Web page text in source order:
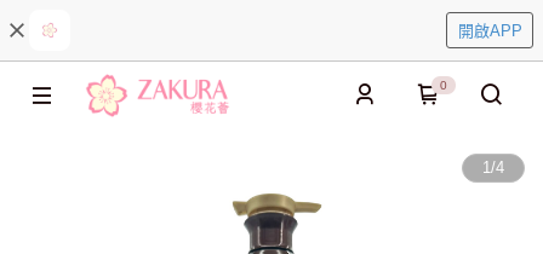
開啟APP
0
1/4